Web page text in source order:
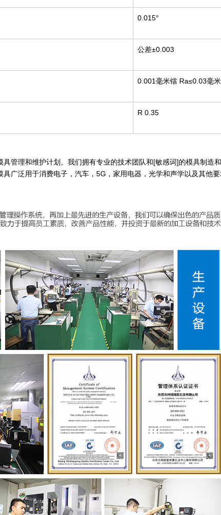
0.015°
公差±0.003
0.001毫米镭 Ra≤0.03毫米
R 0.35
管理和维护计划。我们拥有专业的技术团队和[敏感词]的模具制造
广泛用于消费电子，汽车，5G，家用电器，光学和声学以及其他